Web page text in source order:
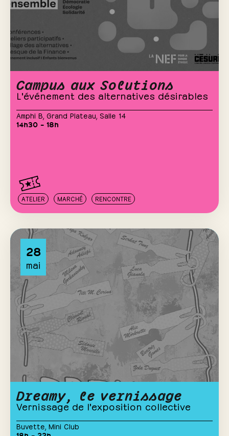
Campus aux Solutions
L'événement des alternatives désirables
Amphi B Grand Plateau Salle 14
14h30 – 18h
ATELIER MARCHÉ RENCONTRE
28
mai
Dreamy, le vernissage
Vernissage de l'exposition collective
Buvette Mini Club